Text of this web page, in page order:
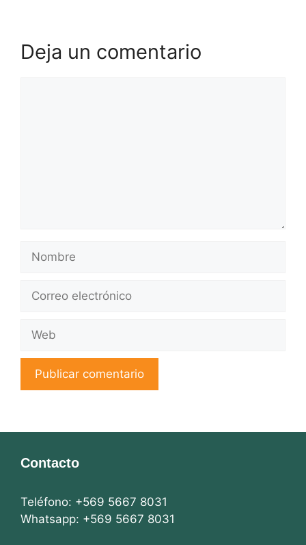
Deja un comentario
Nombre
Correo
Web
Contacto
Teléfono: +569 5667 8031
Whatsapp: +569 5667 8031